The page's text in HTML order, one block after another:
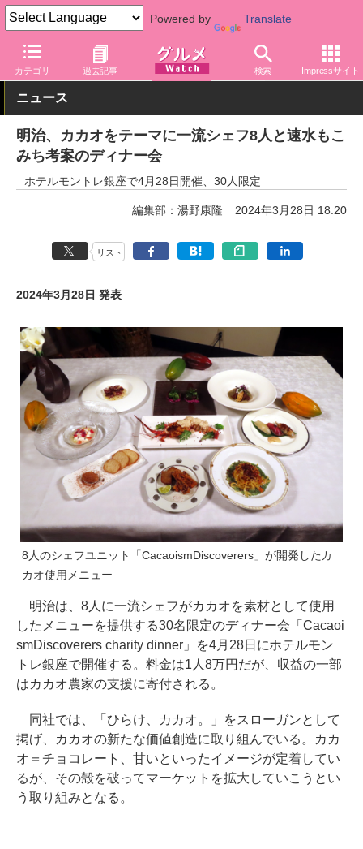
Powered by Translate
カテゴリ 過去記事 検索 Impressサイト
グルメ Watch 菓子・スイーツ チョコレート
ニュース
明治、カカオをテーマに一流シェフ8人と速水もこ
みち考案のディナー会
ホテルモントレ銀座で4月28日開催、30人限定
編集部：湯野康隆 2024年3月28日 18:20
リスト
2024年3月28日 発表
8人のシェフユニット「CacaoismDiscoverers」が開発したカ
カオ使用メニュー
明治は、8人に一流シェフがカカオを素材として使用
したメニューを提供する30名限定のディナー会「Cacaoi
smDiscoverers charity dinner」を4月28日にホテルモン
トレ銀座で開催する。料金は1人8万円だが、収益の一部
はカカオ農家の支援に寄付される。
同社では、「ひらけ、カカオ。」をスローガンとして
掲げ、カカオの新たな価値創造に取り組んでいる。カカ
オ＝チョコレート、甘いといったイメージが定着してい
るが、その殻を破ってマーケットを拡大していこうとい
う取り組みとなる。